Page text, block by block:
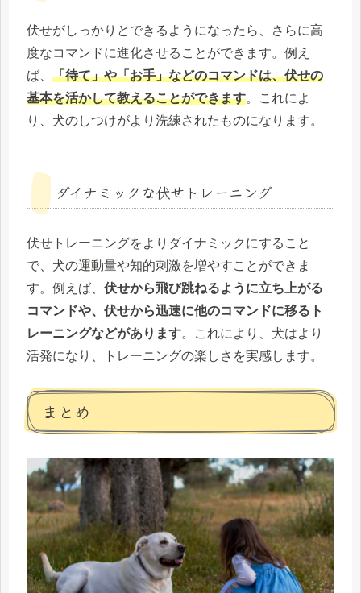
伏せがしっかりとできるようになったら、さらに高
度なコマンドに進化させることができます。例え
ば、 「待て」や「お手」などのコマンドは、伏せの
基本を活かして教えることができます。これによ
り、犬のしつけがより洗練されたものになります。
ダイナミックな伏せトレーニング
伏せトレーニングをよりダイナミックにすること
で、犬の運動量や知的刺激を増やすことができま
す。例えば、 伏せから飛び跳ねるように立ち上がる
コマンドや、伏せから迅速に他のコマンドに移るト
レーニングなどがあります。これにより、犬はより
活発になり、トレーニングの楽しさを実感します。
まとめ